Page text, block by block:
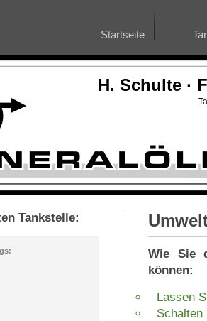
Startseite
H. Schulte ·
Tankstelle:
Wie Sie
können:
Lassen
Schalten